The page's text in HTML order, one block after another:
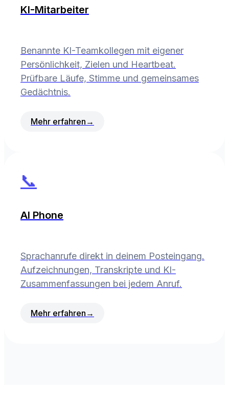
KI-Mitarbeiter
Benannte KI-Teamkollegen mit eigener
Persönlichkeit, Zielen und Heartbeat.
Prüfbare Läufe, Stimme und gemeinsames
Gedächtnis.
Mehr erfahren →
📞
AI Phone
Sprachanrufe direkt in deinem Posteingang.
Aufzeichnungen, Transkripte und KI-
Zusammenfassungen bei jedem Anruf.
Mehr erfahren →